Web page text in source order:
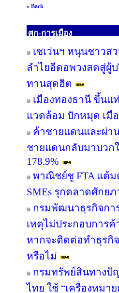
« Back
ศก-การเมือง
เซเว่นฯ หนุนชาวส
ลำไยอีดอพวงสดสู่ผู้
ทานสุดฮิต
เมืองทองธานี ขึ้นแ
แวดล้อม ปักหมุด เมื
ค้าชายแดนและผ่า
ชายแดนกลับมาบวก
178.9%
พาณิชย์ชู FTA แต้ม
SMEs รุกตลาดศักย
กรมพัฒนาธุรกิจกา
เหตุไม่ประกอบการ
หากจะติดต่อทำธุรกิ
หรือไม่
กรมทรัพย์สินทางปั
ไทย ใช้ “เครื่องหม